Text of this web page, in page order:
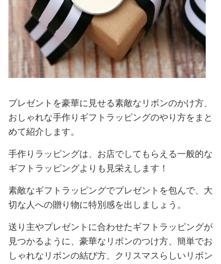
プレゼントを豪華に見せる素敵なリボンのかけ方、
おしゃれな手作りギフトラッピングのやり方をまと
めて紹介します。
手作りラッピングは、お店でしてもらえる一般的な
ギフトラッピングよりも見栄えします！
素敵なギフトラッピングでプレゼントを包んで、大
切な人への贈り物に特別感を出しましょう。
送り主やプレゼントに合わせたギフトラッピングが
見つかるように、豪華なリボンのつけ方、簡単でお
しゃれなリボンの結び方、クリスマスらしいリボン